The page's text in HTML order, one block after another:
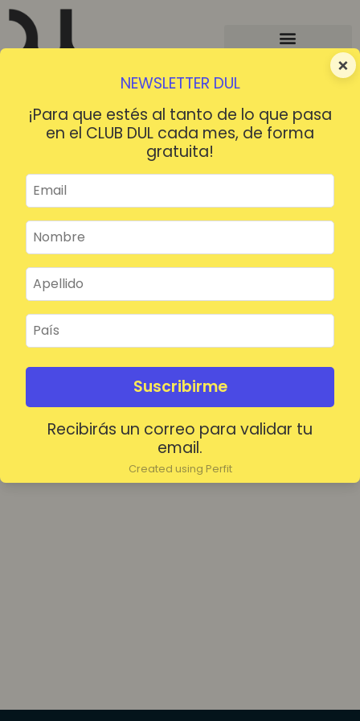
×
NEWSLETTER DUL
¡Para que estés al tanto de lo que pasa
en el CLUB DUL cada mes, de forma
gratuita!
Suscribirme
Recibirás un correo para validar tu
email.
Created using Perfit
¡HOLA!
Mantenerme conectado
Acceder